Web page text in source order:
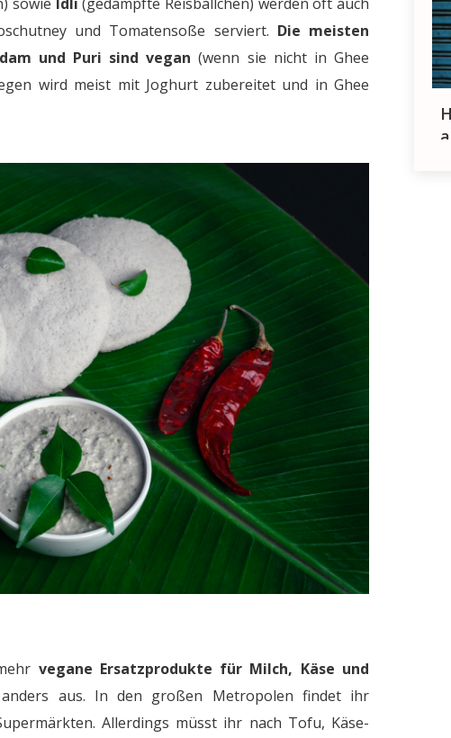
und Tomatensoße serviert. Die meisten
und Puri sind vegan (wenn sie nicht in Ghee
wird meist mit Joghurt zubereitet und in Ghee
vegane Ersatzprodukte für Milch, Käse und
aus. In den großen Metropolen findet ihr
Allerdings müsst ihr nach Tofu, Käse-
Handys in Indien - Hilfsmittel für (fast)